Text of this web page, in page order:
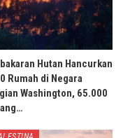
Hutan Hancurkan
Rumah di Negara
Washington, 65.000